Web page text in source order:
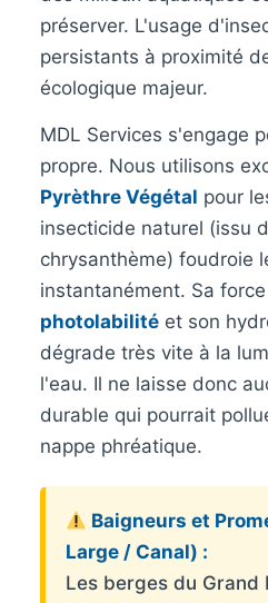
préserver. L'usage
persistants à proximité
écologique majeur.
MDL Services s'engage
propre. Nous utilisons
Pyrèthre Végétal pour
insecticide naturel (issu
chrysanthème) foudroie
instantanément. Sa
photolabilité et son
dégrade très vite à la
l'eau. Il ne laisse donc
durable qui pourrait
nappe phréatique.
Baigneurs et
Large / Canal) :
Les berges du Grand